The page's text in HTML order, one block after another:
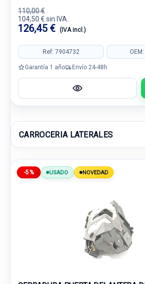
110,00 €
104,50 € sin IVA.
126,45 € (IVA incl.)
Ref: 7904732
Garantía 1 año Envío 24-48h
CARROCERIA LATERALES
-5% USADO NOVEDAD